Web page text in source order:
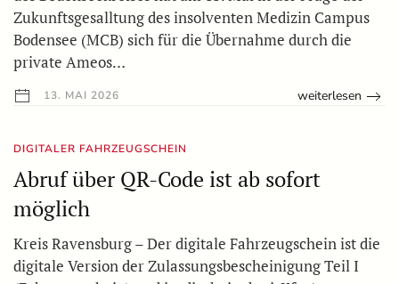
Zukunftsgesalltung des insolventen Medizin Campus
Bodensee (MCB) sich für die Übernahme durch die
private Ameos…
13. MAI 2026 weiterlesen
DIGITALER FAHRZEUGSCHEIN
Abruf über QR-Code ist ab sofort
möglich
Kreis Ravensburg – Der digitale Fahrzeugschein ist die
digitale Version der Zulassungsbescheinigung Teil I